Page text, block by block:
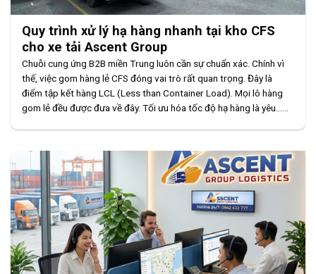
Quy trình xử lý hạ hàng nhanh tại kho CFS
cho xe tải Ascent Group
Chuỗi cung ứng B2B miền Trung luôn cần sự chuẩn xác. Chính vì
thế, việc gom hàng lẻ CFS đóng vai trò rất quan trọng. Đây là
điểm tập kết hàng LCL (Less than Container Load). Mọi lô hàng
gom lẻ đều được đưa về đây. Tối ưu hóa tốc độ hạ hàng là yêu......